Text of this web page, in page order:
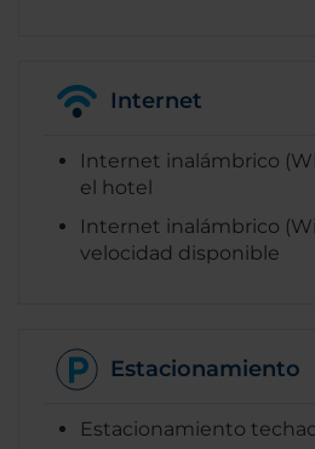
Internet
Internet inalámbrico
el hotel
Internet inalámbrico
velocidad disponible
Estacionamiento
Estacionamiento